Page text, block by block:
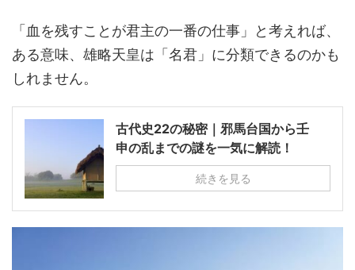
「血を残すことが君主の一番の仕事」と考えれば、
ある意味、雄略天皇は「名君」に分類できるのかも
しれません。
古代史22の秘密｜邪馬台国から壬
申の乱までの謎を一気に解読！
続きを見る